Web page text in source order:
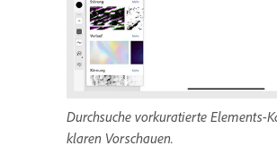
Durchsuche vorkuratierte Elements-
klaren Vorschauen.